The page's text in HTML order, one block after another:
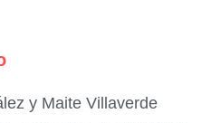
y Maite Villaverde